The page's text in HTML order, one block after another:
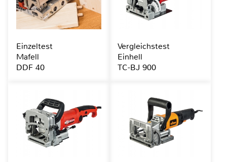
Einzeltest
Mafell
DDF 40
Vergleichstest
Einhell
TC-BJ 900